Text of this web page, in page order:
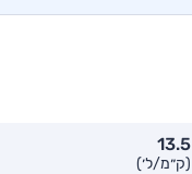
13.5
(ק״מ/ל׳)